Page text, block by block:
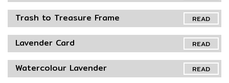
READ
Trash to Treasure Frame
READ
Lavender Card
READ
Watercolour Lavender